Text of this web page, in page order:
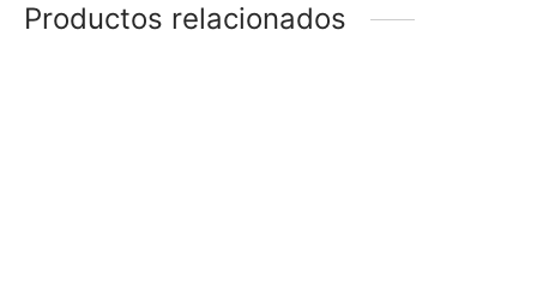
Productos relacionados